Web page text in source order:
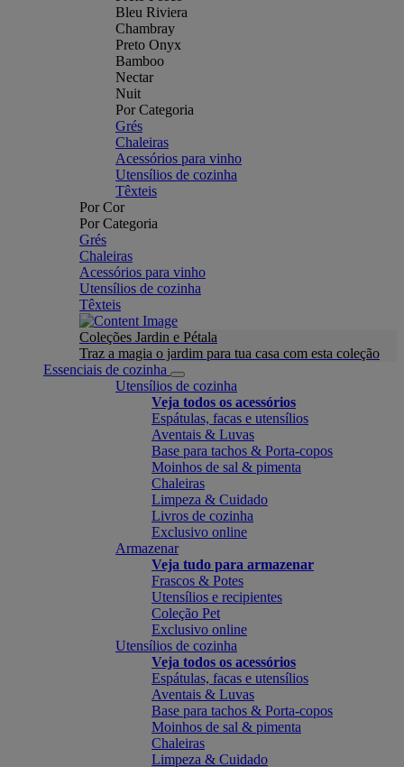
Bleu Riviera
Chambray
Preto Onyx
Bamboo
Nectar
Nuit
Por Categoria
Grés
Chaleiras
Acessórios para vinho
Utensílios de cozinha
Têxteis
Por Cor
Por Categoria
Grés
Chaleiras
Acessórios para vinho
Utensílios de cozinha
Têxteis
Coleções Jardin e Pétala
Traz a magia o jardim para tua casa com esta coleção
Essenciais de cozinha
Utensílios de cozinha
Veja todos os acessórios
Espátulas, facas e utensílios
Aventais & Luvas
Base para tachos & Porta-copos
Moinhos de sal & pimenta
Chaleiras
Limpeza & Cuidado
Livros de cozinha
Exclusivo online
Armazenar
Veja tudo para armazenar
Frascos & Potes
Utensílios e recipientes
Coleção Pet
Exclusivo online
Utensílios de cozinha
Veja todos os acessórios
Espátulas, facas e utensílios
Aventais & Luvas
Base para tachos & Porta-copos
Moinhos de sal & pimenta
Chaleiras
Limpeza & Cuidado